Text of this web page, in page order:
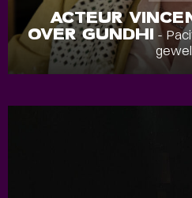
ACTEUR
OVER GUNDHI -